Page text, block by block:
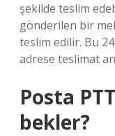
şekilde teslim
gönderilen bir
teslim edilir. Bu
adrese teslimat
Posta
bekler?